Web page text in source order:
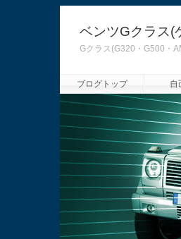
ベンツGクラス(
Gクラス(G320・G500・
ブログトップ 自